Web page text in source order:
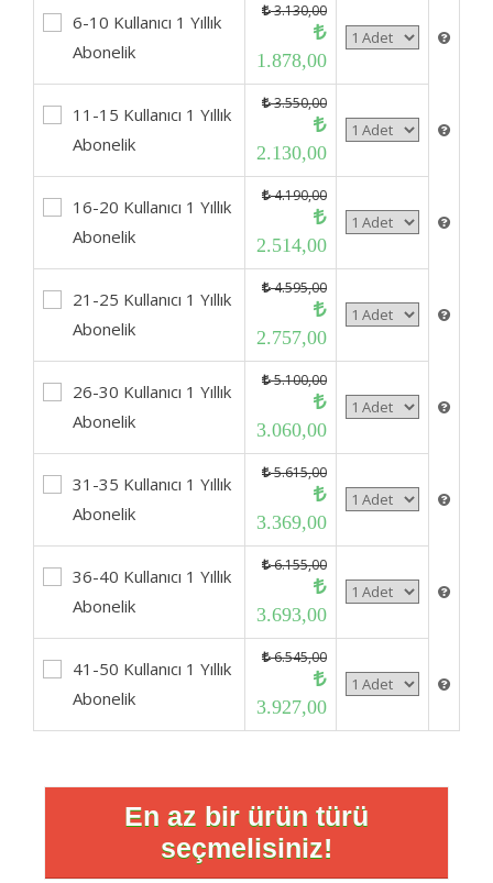
6-10 Kullanıcı 1 Yıllık
Abonelik
3.130,00
1.878,00
11-15 Kullanıcı 1 Yıllık
Abonelik
3.550,00
2.130,00
16-20 Kullanıcı 1 Yıllık
Abonelik
4.190,00
2.514,00
21-25 Kullanıcı 1 Yıllık
Abonelik
4.595,00
2.757,00
26-30 Kullanıcı 1 Yıllık
Abonelik
5.100,00
3.060,00
31-35 Kullanıcı 1 Yıllık
Abonelik
5.615,00
3.369,00
36-40 Kullanıcı 1 Yıllık
Abonelik
6.155,00
3.693,00
41-50 Kullanıcı 1 Yıllık
Abonelik
6.545,00
3.927,00
En az bir ürün türü
seçmelisiniz!